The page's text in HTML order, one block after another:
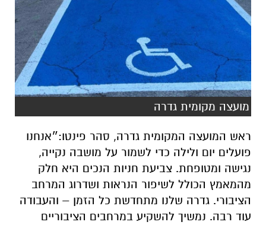
מועצה מקומית גדרה
ראש המועצה המקומית גדרה, סהר פינטו:״אנחנו
פועלים יום ולילה כדי לשמור על מושבה נקייה,
נגישה ומטופחת. צביעת חניות הנכים היא חלק
מהמאמץ הכולל לשיפור הנראות ושדרוג המרחב
הציבורי. גדרה שלנו מתחדשת כל הזמן – והעבודה
עוד רבה. נמשיך להשקיע במרחבים הציבוריים